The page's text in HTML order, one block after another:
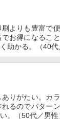
よりも豊富で
お得になるこ
助かる。（40代
りがたい。カ
るのでパター
。（50代／男性